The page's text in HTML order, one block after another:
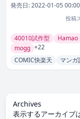
発売日:2022-01-05
投稿
40010試作型
Hamao
mogg +22
COMIC快楽天
マンガ
Archives
表示するアーカイブ